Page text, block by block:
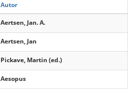
Autor
Aertsen, Jan. A.
Aertsen, Jan
Pickave, Martin (ed.)
Aesopus